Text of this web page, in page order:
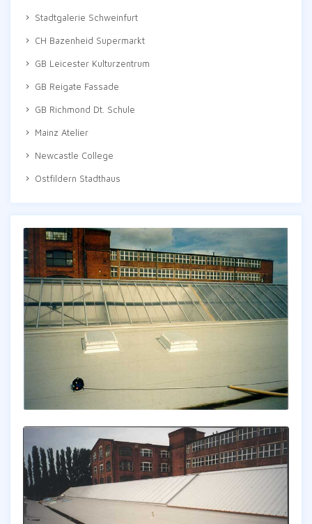
Stadtgalerie Schweinfurt
CH Bazenheid Supermarkt
GB Leicester Kulturzentrum
GB Reigate Fassade
GB Richmond Dt. Schule
Mainz Atelier
Newcastle College
Ostfildern Stadthaus